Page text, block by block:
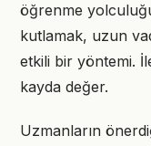
öğrenme
kutlamak, uzun
etkili bir yöntemi.
kayda değer.
Uzmanların